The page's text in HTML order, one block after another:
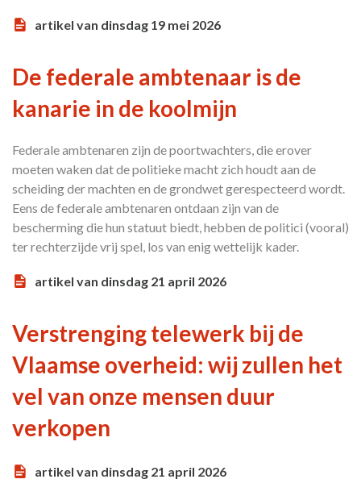
artikel van dinsdag 19 mei 2026
De federale ambtenaar is de
kanarie in de koolmijn
Federale ambtenaren zijn de poortwachters, die erover
moeten waken dat de politieke macht zich houdt aan de
scheiding der machten en de grondwet gerespecteerd wordt.
Eens de federale ambtenaren ontdaan zijn van de
bescherming die hun statuut biedt, hebben de politici (vooral)
ter rechterzijde vrij spel, los van enig wettelijk kader.
artikel van dinsdag 21 april 2026
Verstrenging telewerk bij de
Vlaamse overheid: wij zullen het
vel van onze mensen duur
verkopen
artikel van dinsdag 21 april 2026